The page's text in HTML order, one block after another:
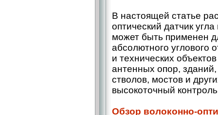
В настоящей статье
оптический датчик
может быть применен
абсолютного углового
и технических
антенных опор,
стволов, мостов и
высокоточный
Обзор волоконно-